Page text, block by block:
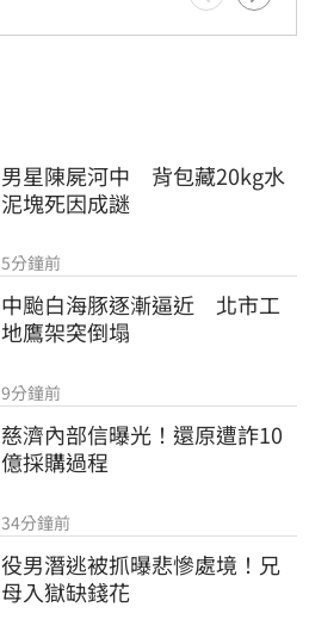
男星陳屍河中　背包藏20kg水
泥塊死因成謎
5分鐘前
中颱白海豚逐漸逼近　北市工
地鷹架突倒塌
9分鐘前
慈濟內部信曝光！還原遭詐10
億採購過程
34分鐘前
役男潛逃被抓曝悲慘處境！兄
母入獄缺錢花